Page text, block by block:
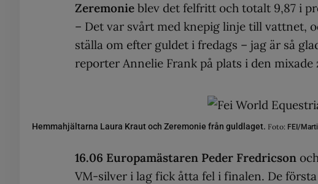
Zeremonie blev det felfritt och totalt 9,87 i
– Det var svårt med knepig linje till vattnet,
ställa om efter guldet i fredags – jag är så
reporter Annelie Frank på plats i den mixade
Hemmahjältarna Laura Kraut och Zeremonie från guldlaget. Foto: FEI/
16.06 Europamästaren Peder Fredricson och
VM-silver i lag fick åtta fel i finalen. De